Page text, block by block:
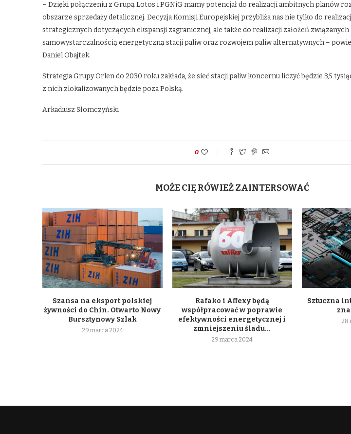
– Dzięki połączeniu z Grupą Lotos i PGNiG mamy potencjał do realizacji ambitnych planów
obszarze sprzedaży detalicznej. Decyzja Komisji Europejskiej przybliża nas nie tylko do
strategicznych dotyczących ekspansji zagranicznej, ale także do realizacji założeń związanych
samowystarczalnością energetyczną stacji paliw oraz rozwojem paliw alternatywnych –
Daniel Obajtek.
Strategia Grupy Orlen do 2030 roku zakłada, że sieć stacji paliw koncernu liczyć będzie 3,5
z nich zlokalizowanych będzie poza Polską.
Arkadiusz Słomczyński
0
MOŻE CIĘ RÓWIEŻ ZAINTERSOWAĆ
Szansa na eksport polskiej
żywności do Chin. Otwarto Nowy
Bursztynowy Szlak
29 marca 2024
Rafako i Affexy będą
współpracować w poprawie
efektywności energetycznej i
zmniejszeniu śladu...
29 marca 2024
Sztuczna
28